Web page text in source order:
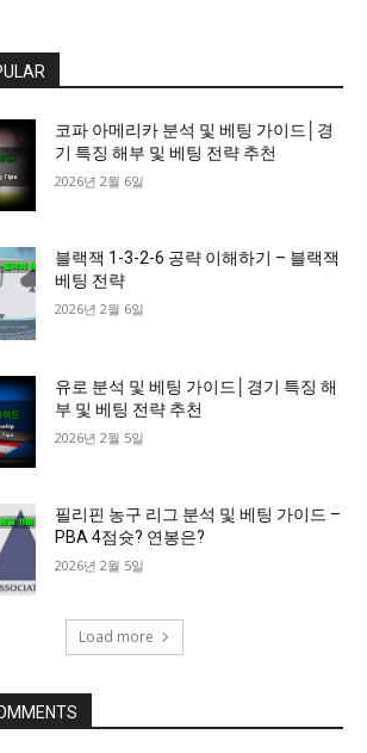
코파 아메리카 분석 및 베팅 가이드│경
기 특징 해부 및 베팅 전략 추천
2026년 2월 6일
블랙잭 1-3-2-6 공략 이해하기 – 블랙잭
베팅 전략
2026년 2월 6일
유로 분석 및 베팅 가이드│경기 특징 해
부 및 베팅 전략 추천
2026년 2월 5일
필리핀 농구 리그 분석 및 베팅 가이드 –
PBA 4점슛? 연봉은?
2026년 2월 5일
Load more